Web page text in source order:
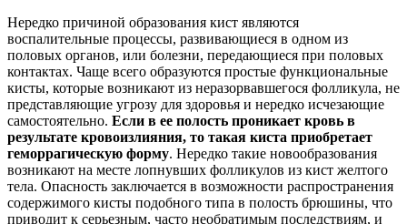
Нередко причиной образования кист являются
воспалительные процессы, развивающиеся в одном из
половых органов, или болезни, передающиеся при половых
контактах. Чаще всего образуются простые функциональные
кисты, которые возникают из неразорвавшегося фолликула, не
представляющие угрозу для здоровья и нередко исчезающие
самостоятельно. Если в ее полость проникает кровь в
результате кровоизлияния, то такая киста приобретает
геморрагическую форму. Нередко такие новообразования
возникают на месте лопнувших фолликулов из кист желтого
тела. Опасность заключается в возможности распространения
содержимого кисты подобного типа в полость брюшины, что
приводит к серьезным, часто необратимым последствиям, и